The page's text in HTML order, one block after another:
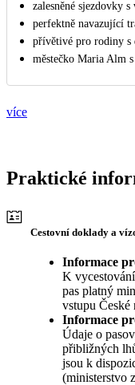
zalesněné sjezdovky
perfektně navazující
přívětivé pro rodiny s
městečko Maria Alm
více
Praktické
Cestovní doklady a
Informace
K
pas platný
vstupu
Informace
Údaje o
přibližných
jsou k
(ministerstvo